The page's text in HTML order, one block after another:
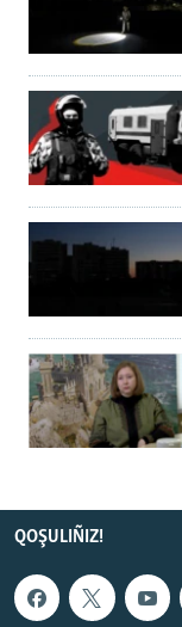
QOŞULIÑIZ!